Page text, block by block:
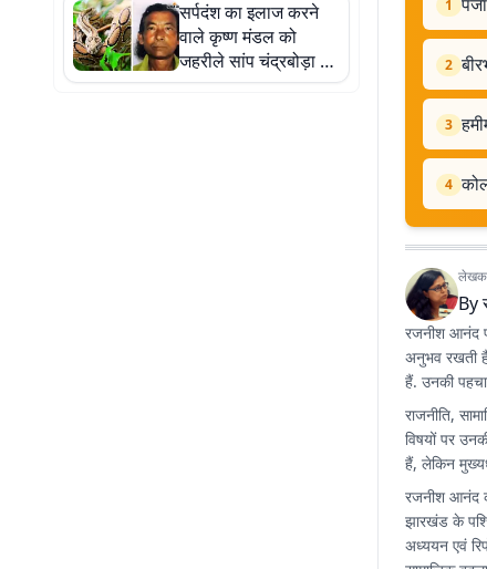
बरामद
सर्पदंश का इलाज करने
वाले कृष्ण मंडल को
जहरीले सांप चंद्रबोड़ा ने
डंसा, हो गयी मौत
1
2
3
4
लेखक
By
रजनीश आनंद
अनुभव रखती
हैं. उनकी
राजनीति,
विषयों पर
हैं, लेकिन
रजनीश आनंद
झारखंड के
अध्ययन एवं